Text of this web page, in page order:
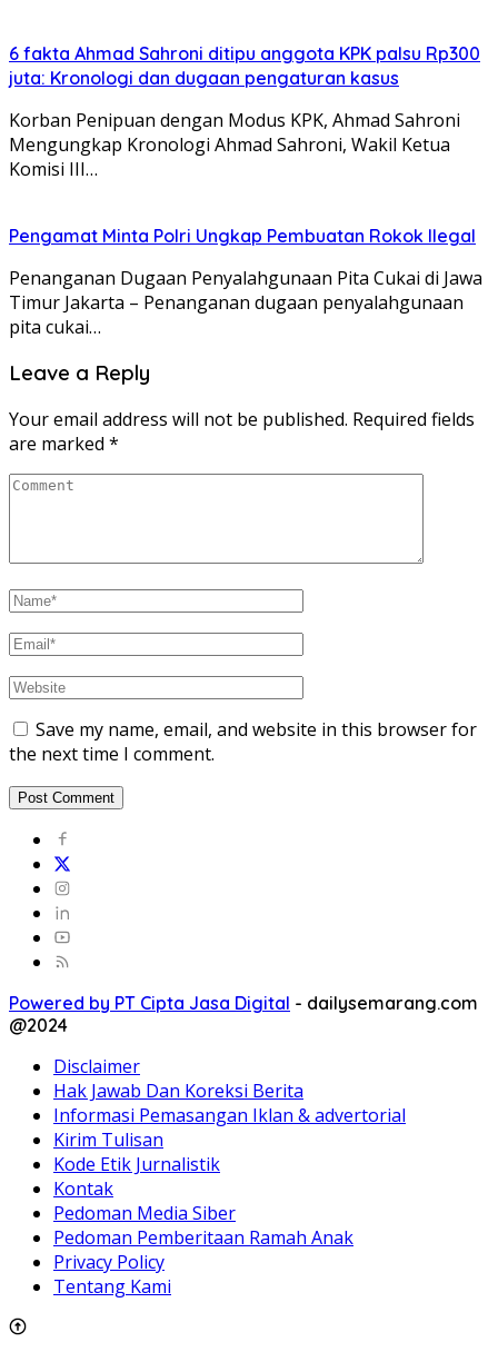
6 fakta Ahmad Sahroni ditipu anggota KPK palsu Rp300
juta: Kronologi dan dugaan pengaturan kasus
Korban Penipuan dengan Modus KPK, Ahmad Sahroni
Mengungkap Kronologi Ahmad Sahroni, Wakil Ketua
Komisi III…
Pengamat Minta Polri Ungkap Pembuatan Rokok Ilegal
Penanganan Dugaan Penyalahgunaan Pita Cukai di Jawa
Timur Jakarta – Penanganan dugaan penyalahgunaan
pita cukai…
Leave a Reply
Your email address will not be published. Required fields
are marked *
Save my name, email, and website in this browser for
the next time I comment.
Powered by PT Cipta Jasa Digital - dailysemarang.com
@2024
Disclaimer
Hak Jawab Dan Koreksi Berita
Informasi Pemasangan Iklan & advertorial
Kirim Tulisan
Kode Etik Jurnalistik
Kontak
Pedoman Media Siber
Pedoman Pemberitaan Ramah Anak
Privacy Policy
Tentang Kami